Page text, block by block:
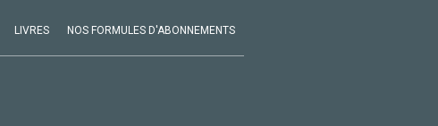
LIVRES NOS FORMULES D'ABONNEMENTS